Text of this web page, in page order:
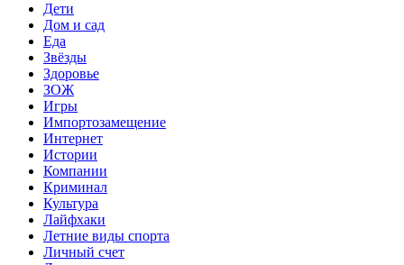
Дети
Дом и сад
Еда
Звёзды
Здоровье
ЗОЖ
Игры
Импортозамещение
Интернет
Истории
Компании
Криминал
Культура
Лайфхаки
Летние виды спорта
Личный счет